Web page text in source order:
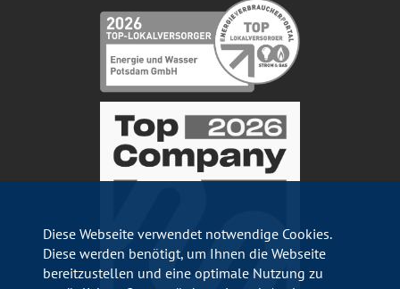
Diese Webseite verwendet notwendige Cookies.
Diese werden benötigt, um Ihnen die Webseite
bereitzustellen und eine optimale Nutzung zu